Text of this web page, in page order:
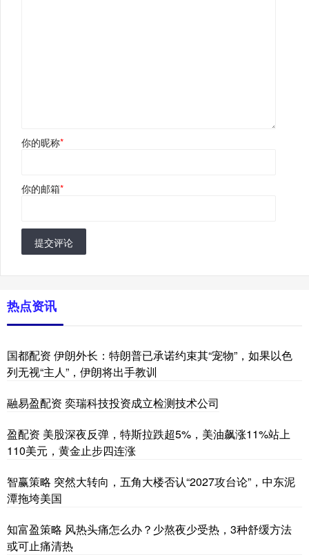
你的昵称*
你的邮箱*
提交评论
热点资讯
国都配资 伊朗外长：特朗普已承诺约束其“宠物”，如果以色
列无视“主人”，伊朗将出手教训
融易盈配资 奕瑞科技投资成立检测技术公司
盈配资 美股深夜反弹，特斯拉跌超5%，美油飙涨11%站上
110美元，黄金止步四连涨
智赢策略 突然大转向，五角大楼否认“2027攻台论”，中东泥
潭拖垮美国
知富盈策略 风热头痛怎么办？少熬夜少受热，3种舒缓方法
或可止痛清热